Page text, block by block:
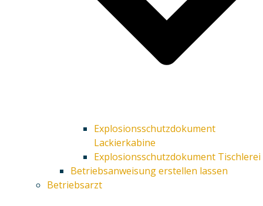
Explosionsschutzdokument
Lackierkabine
Explosionsschutzdokument Tischlerei
Betriebsanweisung erstellen lassen
Betriebsarzt